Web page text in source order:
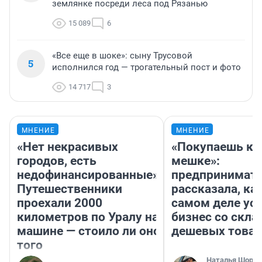
землянке посреди леса под Рязанью
15 089 6
5
«Все еще в шоке»: сыну Трусовой
исполнился год — трогательный пост и фото
14 717 3
МНЕНИЕ
«Нет некрасивых
городов, есть
недофинансированные».
Путешественники
проехали 2000
километров по Уралу на
машине — стоило ли оно
того
МНЕНИЕ
«Покупаешь
мешке»:
рассказала,
самом деле
бизнес со
дешевых
Наталья